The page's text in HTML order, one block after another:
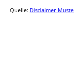
Quelle: Disclaimer-